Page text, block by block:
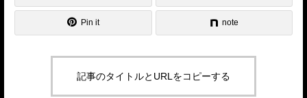
Pin it note
記事のタイトルとURLをコピーする